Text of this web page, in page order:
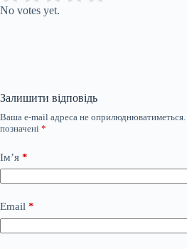
No votes yet.
Залишити відповідь
Ваша e-mail адреса не оприлюднюватиметься.
позначені *
Ім’я *
Email *